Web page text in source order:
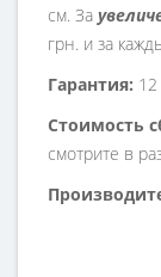
см. За
грн. и за
Гарантия:
Стоимость
смотрите в